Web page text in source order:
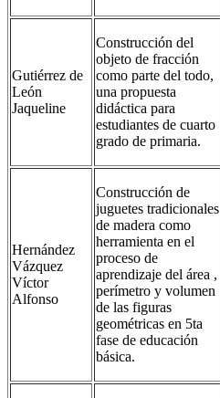
Gutiérrez de
León
Jaqueline
Construcción del
objeto de fracción
como parte del todo,
una propuesta
didáctica para
estudiantes de cuarto
grado de primaria.
Hernández
Vázquez
Víctor
Alfonso
Construcción de
juguetes tradicionales
de madera como
herramienta en el
proceso de
aprendizaje del área ,
perímetro y volumen
de las figuras
geométricas en 5ta
fase de educación
básica.